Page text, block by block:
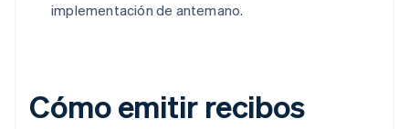
implementación de antemano.
Cómo emitir recibos